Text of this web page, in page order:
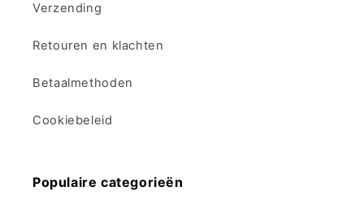
Verzending
Retouren en klachten
Betaalmethoden
Cookiebeleid
Populaire categorieën